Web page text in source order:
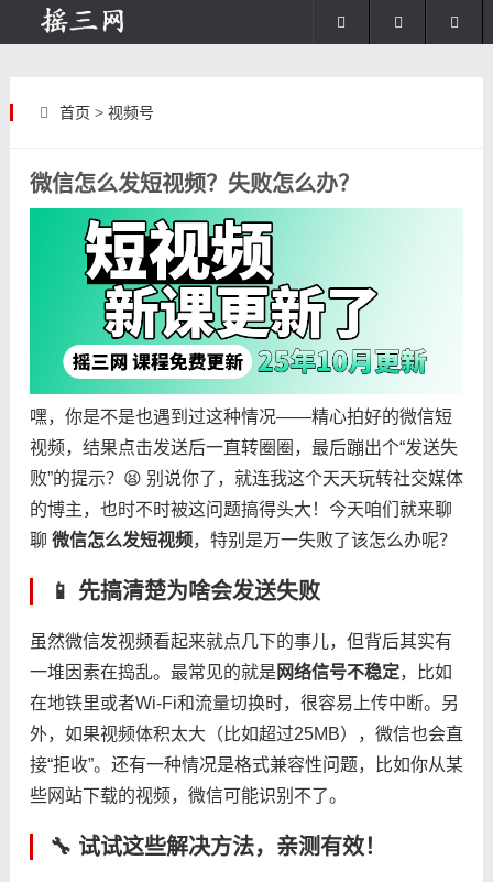
首页 > 视频号
微信怎么发短视频？失败怎么办？
嘿，你是不是也遇到过这种情况——精心拍好的微信短
视频，结果点击发送后一直转圈圈，最后蹦出个“发送失
败”的提示？😫 别说你了，就连我这个天天玩转社交媒体
的博主，也时不时被这问题搞得头大！今天咱们就来聊
聊 ​ ​微信怎么发短视频​​，特别是万一失败了该怎么办呢？
📱 先搞清楚为啥会发送失败
虽然微信发视频看起来就点几下的事儿，但背后其实有
一堆因素在捣乱。最常见的就是​ ​网络信号不稳定​​，比如
在地铁里或者Wi-Fi和流量切换时，很容易上传中断。另
外，如果视频体积太大（比如超过25MB），微信也会直
接“拒收”。还有一种情况是格式兼容性问题，比如你从某
些网站下载的视频，微信可能识别不了。
🔧 试试这些解决方法，亲测有效！